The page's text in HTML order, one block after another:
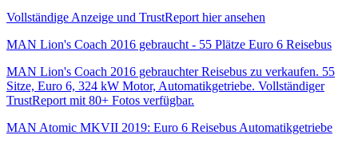
Vollständige Anzeige und TrustReport hier ansehen
MAN Lion's Coach 2016 gebraucht - 55 Plätze Euro 6 Reisebus
MAN Lion's Coach 2016 gebrauchter Reisebus zu verkaufen. 55
Sitze, Euro 6, 324 kW Motor, Automatikgetriebe. Vollständiger
TrustReport mit 80+ Fotos verfügbar.
MAN Atomic MKVII 2019: Euro 6 Reisebus Automatikgetriebe